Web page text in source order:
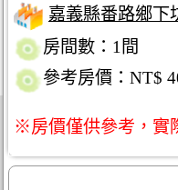
嘉義縣番路鄉下
房間數：1間
參考房價：NT$
※房價僅供參考，實